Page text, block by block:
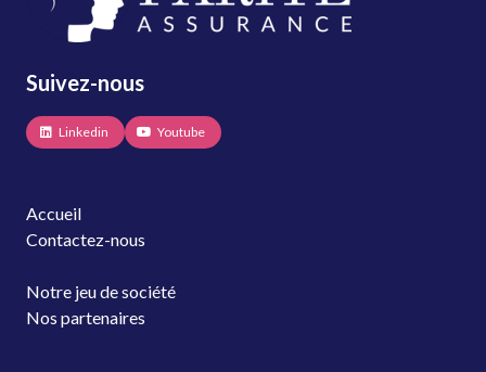
Suivez-nous
Linkedin Youtube
Accueil
Contactez-nous
Notre jeu de société
Nos partenaires